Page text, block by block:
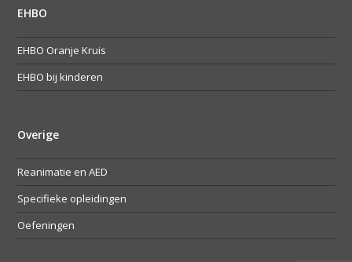
EHBO
EHBO Oranje Kruis
EHBO bij kinderen
Overige
Reanimatie en AED
Specifieke opleidingen
Oefeningen